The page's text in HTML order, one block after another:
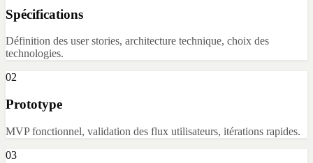
Spécifications
Définition des user stories, architecture technique, choix des
technologies.
02
Prototype
MVP fonctionnel, validation des flux utilisateurs, itérations rapides.
03